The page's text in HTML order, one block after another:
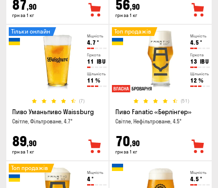
87,90
грн за 1 кг
56,90
грн за 1 кг
Міцність
4.7 °
Гіркота
11 IBU
Щільність
11 %
(7)
Тільки онлайн
Пиво Уманьпиво Waissburg
Світле, Фільтроване, 4.7°
89,90
грн за 1 кг
Міцність
4.5 °
Гіркота
13 IBU
Щільність
12 %
(51)
Топ продажів
Пиво Fanatic «Берлінгер»
Світле, Нефільтроване, 4.5°
70,90
грн за 1 кг
Міцність
4°
Топ продажів
Міцність
4.5 °